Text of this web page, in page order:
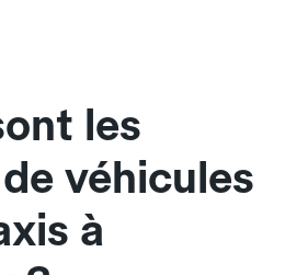
les
véhicules
à